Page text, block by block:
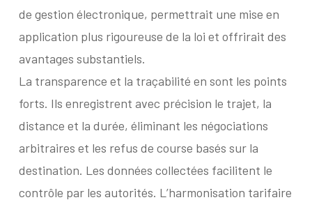
de gestion électronique, permettrait une mise en
application plus rigoureuse de la loi et offrirait des
avantages substantiels.
La transparence et la traçabilité en sont les points
forts. Ils enregistrent avec précision le trajet, la
distance et la durée, éliminant les négociations
arbitraires et les refus de course basés sur la
destination. Les données collectées facilitent le
contrôle par les autorités. L’harmonisation tarifaire